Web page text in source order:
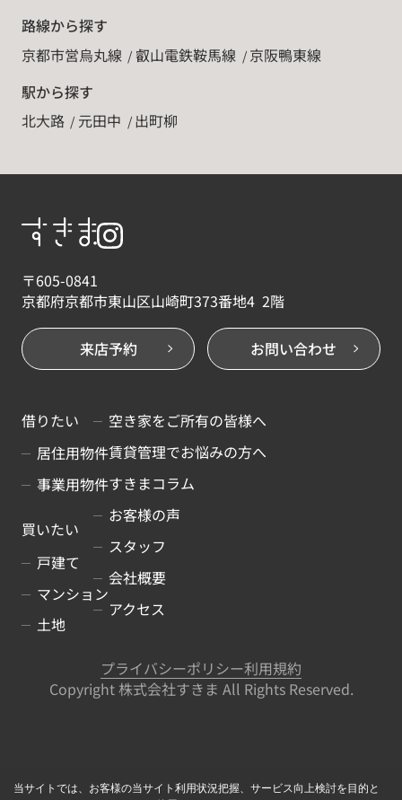
路線から探す
京都市営烏丸線
叡山電鉄鞍馬線
京阪鴨東線
駅から探す
北大路
元田中 出町柳
〒605-0841
京都府京都市東山区山崎町373番地4 2階
来店予約 お問い合わせ
借りたい
居住用物件
事業用物件
買いたい
戸建て
マンション
土地
空き家をご所有の皆様へ
賃貸管理でお悩みの方へ
すきまコラム
お客様の声
スタッフ
会社概要
アクセス
プライバシーポリシー利用規約
Copyright 株式会社すきま All Rights Reserved.
当サイトでは、お客様の当サイト利用状況把握、サービス向上検討を目的と